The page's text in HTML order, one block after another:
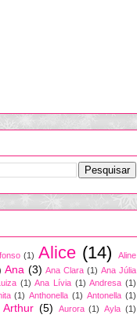
(1) Alice (14)
Aline
Ana (3) Ana Clara (1) Ana Júlia
(1) Ana Lívia (1) Andresa (1)
(1) Anthonella (1) Antonella (1)
Arthur (5) Aurora (1) Ayla (1)